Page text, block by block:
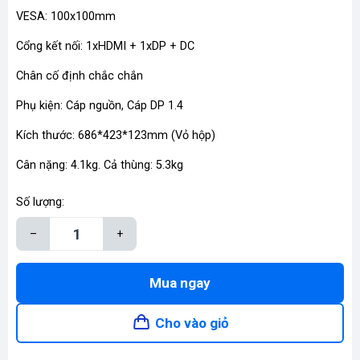
VESA: 100x100mm
Cổng kết nối: 1xHDMI + 1xDP + DC
Chân cố định chắc chắn
Phụ kiện: Cáp nguồn, Cáp DP 1.4
Kích thước: 686*423*123mm (Vỏ hộp)
Cân nặng: 4.1kg. Cả thùng: 5.3kg
Số lượng:
– +
Mua ngay
Cho vào giỏ